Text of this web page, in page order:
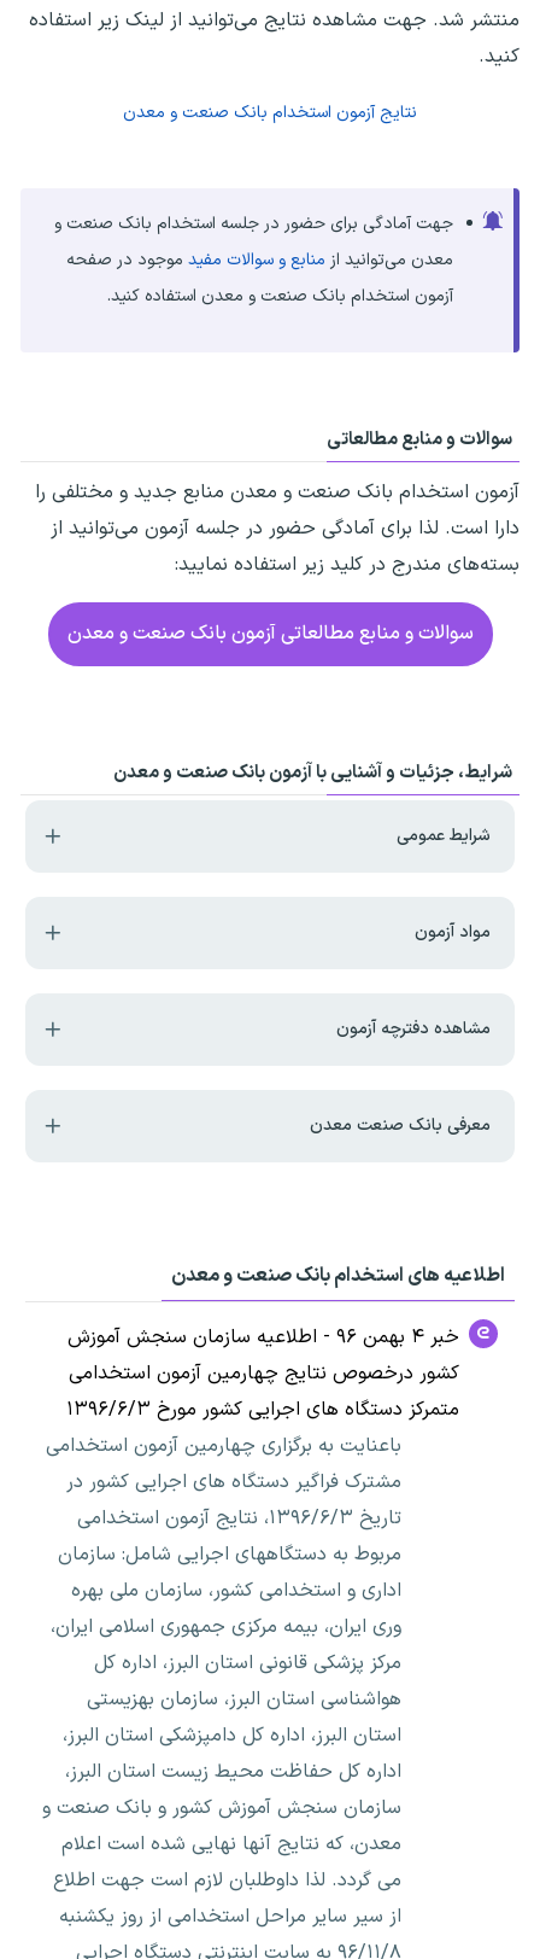
منتشر شد. جهت مشاهده نتایج می‌توانید از لینک زیر استفاده
کنید.
نتایج آزمون استخدام بانک صنعت و معدن
جهت آمادگی برای حضور در جلسه استخدام بانک صنعت و
معدن می‌توانید از منابع و سوالات مفید موجود در صفحه
آزمون استخدام بانک صنعت و معدن استفاده کنید.
سوالات و منابع مطالعاتی
آزمون استخدام بانک صنعت و معدن منابع جدید و مختلفی را
دارا است. لذا برای آمادگی حضور در جلسه آزمون می‌توانید از
بسته‌های مندرج در کلید زیر استفاده نمایید:
سوالات و منابع مطالعاتی آزمون بانک صنعت و معدن
شرایط، جزئیات و آشنایی با آزمون بانک صنعت و معدن
شرایط عمومی
مواد آزمون
مشاهده دفترچه آزمون
معرفی بانک صنعت معدن
اطلاعیه های استخدام بانک صنعت و معدن
خبر ۴ بهمن ۹۶ - اطلاعیه سازمان سنجش آموزش
کشور درخصوص نتایج چهارمین آزمون استخدامی
متمرکز دستگاه های اجرایی کشور مورخ ۱۳۹۶/۶/۳
باعنایت به برگزاری چهارمین آزمون استخدامی
مشترک فراگیر دستگاه های اجرایی کشور در
تاریخ ۱۳۹۶/۶/۳، نتایج آزمون استخدامی
مربوط به دستگاههای اجرایی شامل: سازمان
اداری و استخدامی کشور، سازمان ملی بهره
وری ایران، بیمه مرکزی جمهوری اسلامی ایران،
مرکز پزشکی قانونی استان البرز، اداره کل
هواشناسی استان البرز، سازمان بهزیستی
استان البرز، اداره کل دامپزشکی استان البرز،
اداره کل حفاظت محیط زیست استان البرز،
سازمان سنجش آموزش کشور و بانک صنعت و
معدن، که نتایج آنها نهایی شده است اعلام
می گردد. لذا داوطلبان لازم است جهت اطلاع
از سیر سایر مراحل استخدامی از روز یکشنبه
۹۶/۱۱/۸ به سایت اینترنتی دستگاه اجرایی